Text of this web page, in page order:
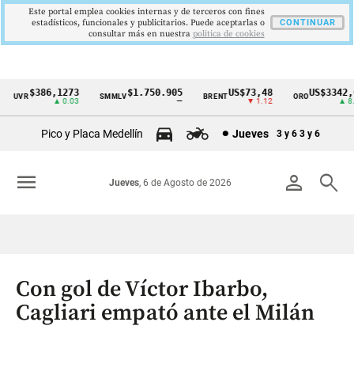
Cintillo
Colombia
UVR$386,1273
▲ 0.03
SMMLV$1.750.905 BRENTUS$73,48
▼ 1.12
OROUS$3342,60
▲ 8.20
Pico y Placa Medellín Jueves 3 y 6 3 y 6
person search
Jueves, 6 de Agosto de 2026
menu
Con gol de Víctor Ibarbo,
Cagliari empató ante el Milán
Este portal emplea cookies internas y de terceros con fines
estadísticos, funcionales y publicitarios. Puede aceptarlas o
consultar más en nuestra politica de cookies
CONTINUAR